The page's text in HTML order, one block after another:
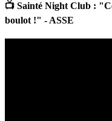
📺 Sainté Night Club :
boulot !" - ASSE